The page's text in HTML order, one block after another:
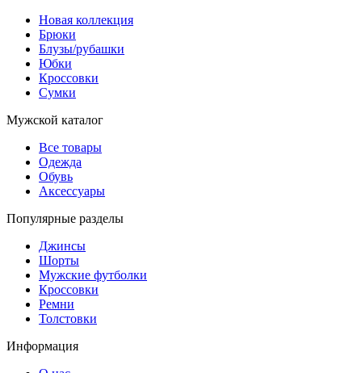
Новая коллекция
Брюки
Блузы/рубашки
Юбки
Кроссовки
Сумки
Мужской каталог
Все товары
Одежда
Обувь
Аксессуары
Популярные разделы
Джинсы
Шорты
Мужские футболки
Кроссовки
Ремни
Толстовки
Информация